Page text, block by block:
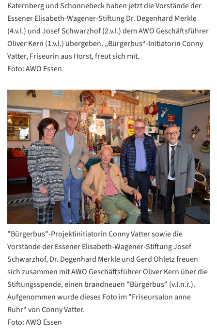
Katernberg und Schonnebeck haben jetzt die Vorstände der
Essener Elisabeth-Wagener-Stiftung Dr. Degenhard Merkle
(4.v.l.) und Josef Schwarzhof (2.v.l.) dem AWO Geschäftsführer
Oliver Kern (1.v.l.) übergeben. „Bürgerbus“-Initiatorin Conny
Vatter, Friseurin aus Horst, freut sich mit.
Foto: AWO Essen
"Bürgerbus"-Projektinitiatorin Conny Vatter sowie die
Vorstände der Essener Elisabeth-Wagener-Stiftung Josef
Schwarzhof, Dr. Degenhard Merkle und Gerd Ohletz freuen
sich zusammen mit AWO Geschäftsführer Oliver Kern über die
Stiftungsspende, einen brandneuen "Bürgerbus" (v.l.n.r.).
Aufgenommen wurde dieses Foto im "Friseursalon anne
Ruhr" von Conny Vatter.
Foto: AWO Essen